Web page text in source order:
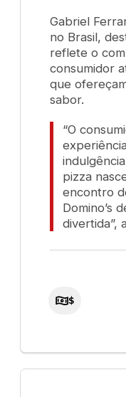
Gabriel
no Brasil,
reflete o
consumidor
que
sabor.
“O
indulgência
pizza
encontro
Domino’s
divertida”,
$